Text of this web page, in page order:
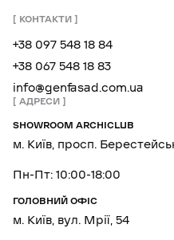
КОНТАКТИ
+38 097 548 18 84
+38 067 548 18 83
info@genfasad.com.ua
АДРЕСИ
SHOWROOM ARCHICLUB
м. Київ, просп.
Пн-Пт: 10:00-18:00
ГОЛОВНИЙ ОФІС
м. Київ, вул. Мрії, 54